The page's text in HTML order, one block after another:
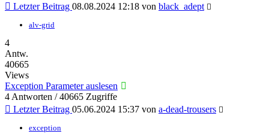
Letzter Beitrag 08.08.2024 12:18 von black_adept
alv-grid
4
Antw.
40665
Views
Exception Parameter auslesen
4 Antworten / 40665 Zugriffe
Letzter Beitrag 05.06.2024 15:37 von a-dead-trousers
exception